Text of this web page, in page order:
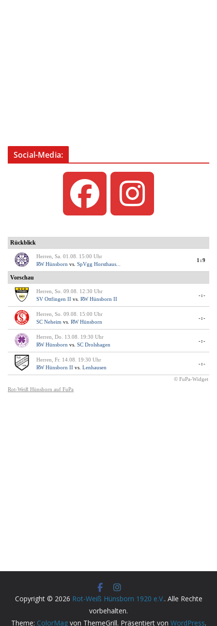
Social-Media:
Copyright © 2026 Rot-Weiß Hünsborn 1920 e.V.. Alle Rechte
vorbehalten.
Theme: ColorMagvon ThemeGrill. Präsentiert von WordPress.